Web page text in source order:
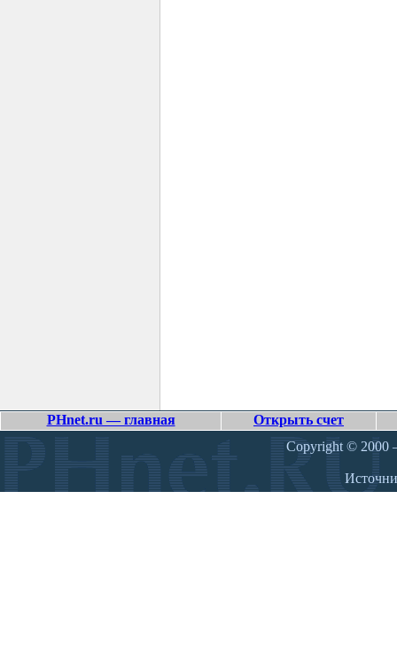
PHnet.ru — главная
Открыть счет
Copyright © 2000